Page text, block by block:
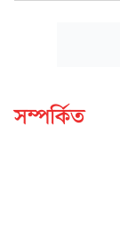
সম্পর্কিত